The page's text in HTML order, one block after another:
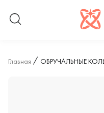
Главная ОБРУЧАЛЬНЫЕ